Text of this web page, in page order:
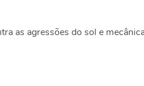
as agressões do sol e